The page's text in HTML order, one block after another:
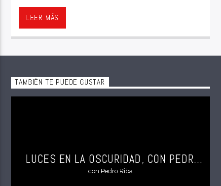
1985 hasta el 2010, con Juanda Cañadas y Esther
LEER MÁS
TAMBIÉN TE PUEDE GUSTAR
LUCES EN LA OSCURIDAD, CON PEDRO
RIBA
con Pedro Riba